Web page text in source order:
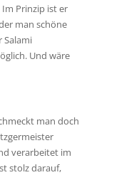
Prinzip ist er
man schöne
Salami
Und wäre
man doch
verarbeitet im
stolz darauf,